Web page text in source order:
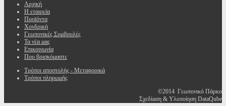
Αρχική
Η εταιρεία
Προϊόντα
Χονδρική
Γεωπονικές Συμβουλές
Τα νέα μας
Επικοινωνία
Που βρισκόμαστε
Τρόποι αποστολής - Μεταφορικά
Τρόποι πληρωμής
©2014 Γεωπονικό Πάρκο
Σχεδίαση & Υλοποίηση DataQube